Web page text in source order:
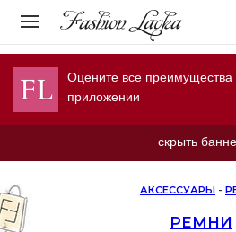
Оцените все преимущества
приложении
скрыть
АКСЕССУАРЫ -
РЕМНИ